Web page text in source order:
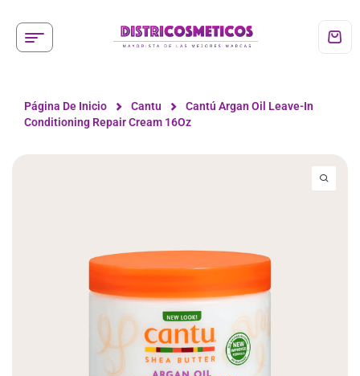
Página De Inicio Cantu
Cantú Argan Oil Leave-In
Conditioning Repair Cream 16Oz